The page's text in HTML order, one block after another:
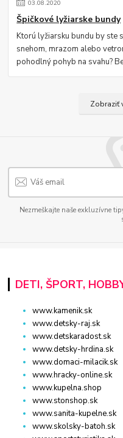
03.08.2020
Špičkové lyžiarske bundy
Ktorú lyžiarsku bundu by ste
snehom, mrazom alebo
pohodlný pohyb na svahu?
Zobraziť
Nezmeškajte naše exkluzívne
DETI, ŠPORT,
www.kamenik.sk
www.detsky-raj.sk
www.detskaradost.sk
www.detsky-hrdina.sk
www.domaci-milacik.sk
www.hracky-online.sk
www.kupelna.shop
www.stonshop.sk
www.sanita-kupelne.sk
www.skolsky-batoh.sk